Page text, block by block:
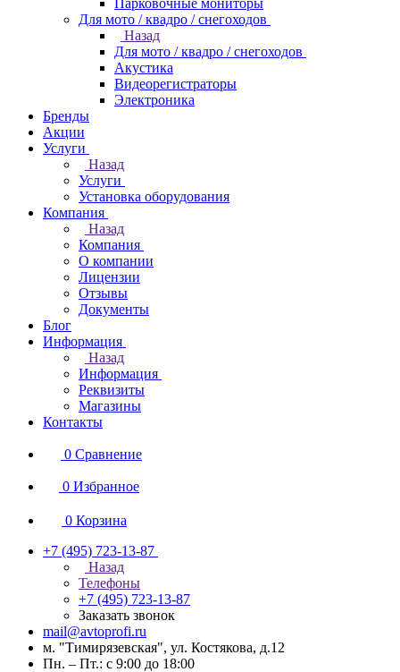
Парковочные мониторы
Для мото / квадро / снегоходов
Назад
Для мото / квадро / снегоходов
Акустика
Видеорегистраторы
Электроника
Бренды
Акции
Услуги
Назад
Услуги
Установка оборудования
Компания
Назад
Компания
О компании
Лицензии
Отзывы
Документы
Блог
Информация
Назад
Информация
Реквизиты
Магазины
Контакты
0 Сравнение
0 Избранное
0 Корзина
+7 (495) 723-13-87
Назад
Телефоны
+7 (495) 723-13-87
Заказать звонок
mail@avtoprofi.ru
м. "Тимирязевская", ул. Костякова, д.12
Пн. – Пт.: с 9:00 до 18:00